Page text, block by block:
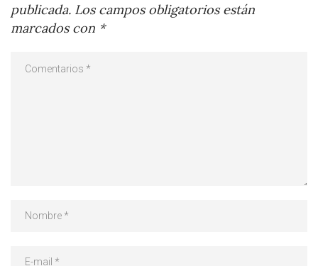
publicada. Los campos obligatorios están
marcados con *